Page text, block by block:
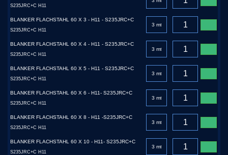
S235JRC+C H11
BLANKER FLACHSTAHL 60 X 3 - H11 - S235JRC+C
S235JRC+C H11
BLANKER FLACHSTAHL 60 X 4 - H11 - S235JRC+C
S235JRC+C H11
BLANKER FLACHSTAHL 60 X 5 - H11 - S235JRC+C
S235JRC+C H11
BLANKER FLACHSTAHL 60 X 6 - H11- S235JRC+C
S235JRC+C H11
BLANKER FLACHSTAHL 60 X 8 - H11 -S235JRC+C
S235JRC+C H11
BLANKER FLACHSTAHL 60 X 10 - H11- S235JRC+C
S235JRC+C H11